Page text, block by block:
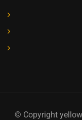
© Copyright